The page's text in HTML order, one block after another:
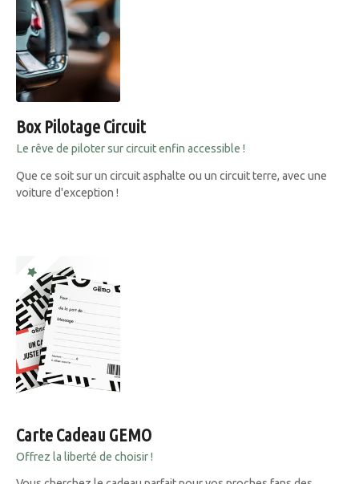
Box Pilotage Circuit
Le rêve de piloter sur circuit enfin accessible !
Que ce soit sur un circuit asphalte ou un circuit terre, avec une
voiture d'exception !
Carte Cadeau GEMO
Offrez la liberté de choisir !